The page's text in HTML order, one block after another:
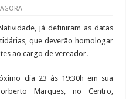
já definiram as datas
que deverão homologar
ao cargo de vereador.
dia 23 às 19:30h em sua
Marques, no Centro,